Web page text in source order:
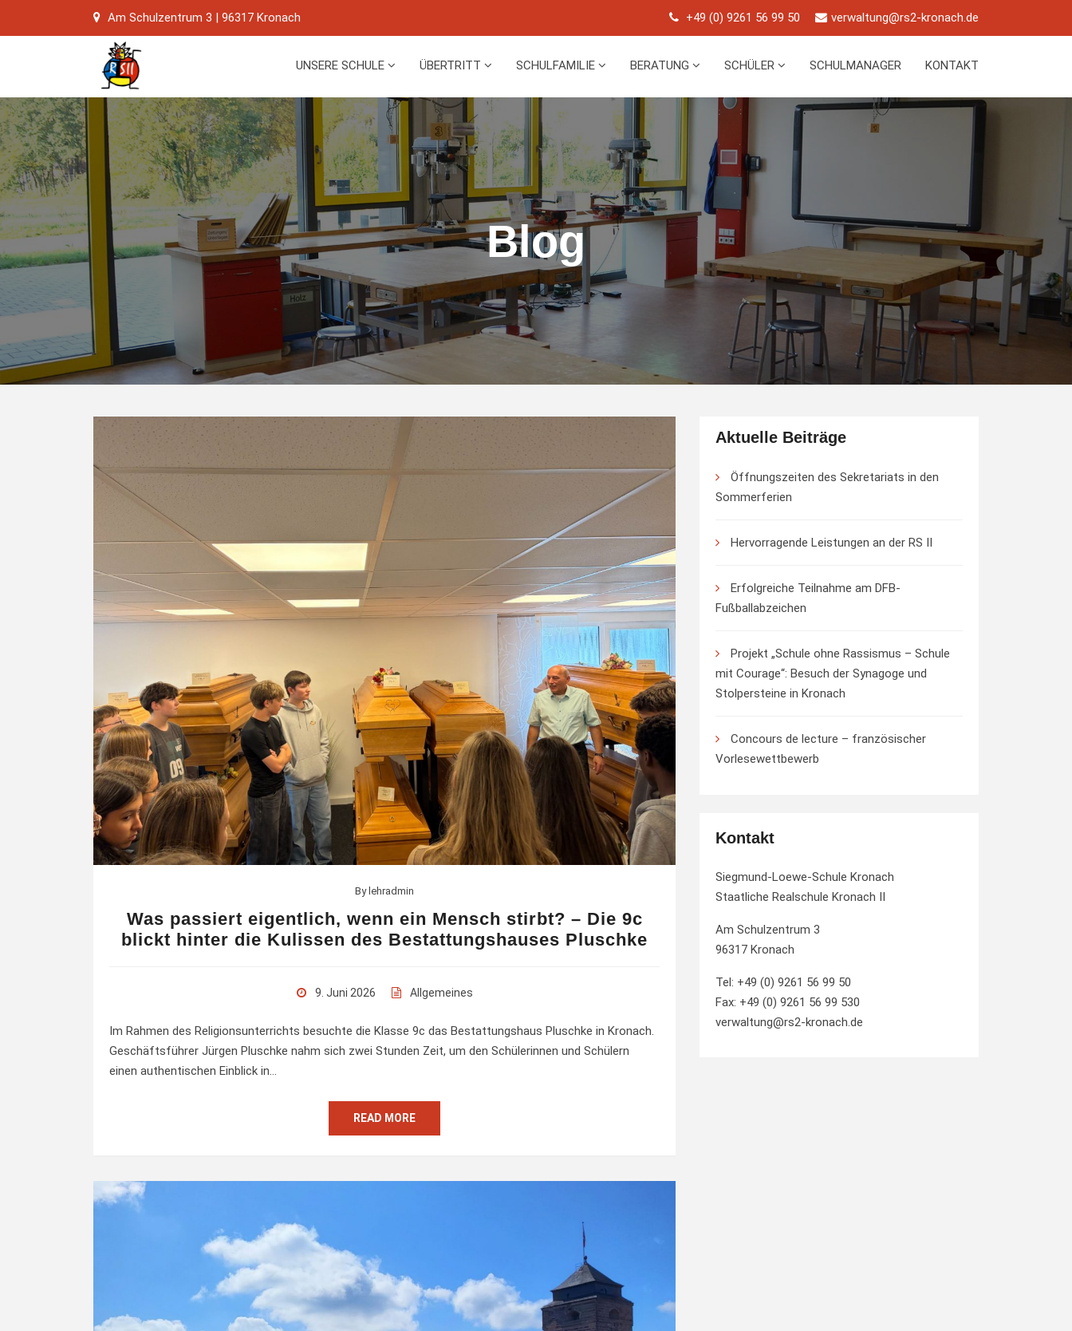
Am Schulzentrum 3 | 96317 Kronach +49 (0) 9261 56 99 50 verwaltung@rs2-kronach.de
UNSERE SCHULE ÜBERTRITT SCHULFAMILIE BERATUNG SCHÜLER SCHULMANAGER KONTAKT
Blog
Aktuelles
Bylehradmin
Was passiert eigentlich, wenn ein Mensch stirbt? – Die 9c
blickt hinter die Kulissen des Bestattungshauses Pluschke
9. Juni 2026 Allgemeines
Im Rahmen des Religionsunterrichts besuchte die Klasse 9c das Bestattungshaus Pluschke in Kronach.
Geschäftsführer Jürgen Pluschke nahm sich zwei Stunden Zeit, um den Schülerinnen und Schülern
einen authentischen Einblick in…
READ MORE
Aktuelle Beiträge
Öffnungszeiten des Sekretariats in den
Sommerferien
Hervorragende Leistungen an der RS II
Erfolgreiche Teilnahme am DFB-
Fußballabzeichen
Projekt „Schule ohne Rassismus – Schule
mit Courage“: Besuch der Synagoge und
Stolpersteine in Kronach
Concours de lecture – französischer
Vorlesewettbewerb
Kontakt
Siegmund-Loewe-Schule Kronach
Staatliche Realschule Kronach II
Am Schulzentrum 3
96317 Kronach
Tel: +49 (0) 9261 56 99 50
Fax: +49 (0) 9261 56 99 530
verwaltung@rs2-kronach.de